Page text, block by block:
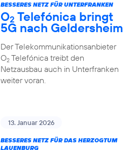
BESSERES NETZ FÜR UNTERFRANKEN
O2 Telefónica bringt
5G nach Geldersheim
Der Telekommunikationsanbieter
O2Telefónica treibt den
Netzausbau auch in Unterfranken
weiter voran.
13. Januar 2026
BESSERES NETZ FÜR DAS HERZOGTUM
LAUENBURG